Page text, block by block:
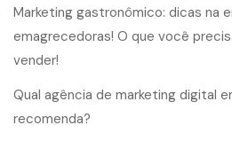
Marketing gastronômico: dicas na
emagrecedoras! O que você
vender!
Qual agência de marketing digital
recomenda?